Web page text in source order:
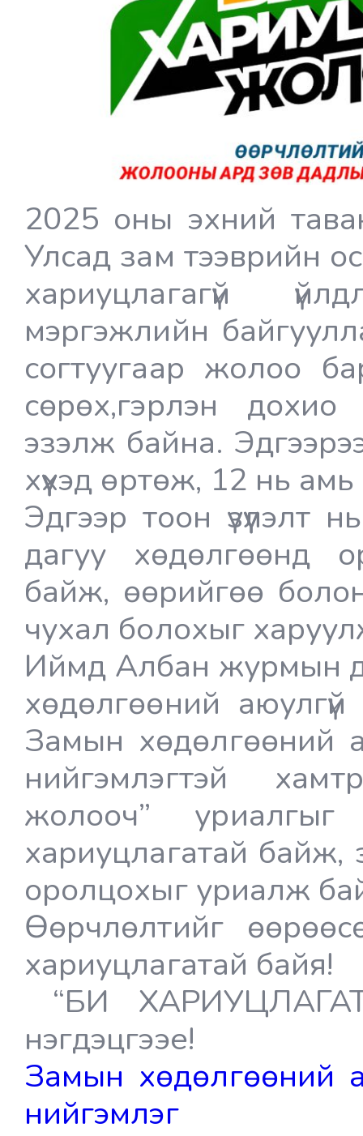
2025 оны эхний
Улсад зам тээврийн
хариуцлагагүй
мэргэжлийн
согтуугаар жолоо
сөрөх,гэрлэн
эзэлж байна.
хүүхэд өртөж, 12 нь
Эдгээр тоон
дагуу хөдөлгөөнд
байж, өөрийгөө
чухал болохыг
Иймд Албан журмын
хөдөлгөөний
Замын хөдөлгөөний
нийгэмлэгтэй
жолооч” уриалгыг
хариуцлагатай
оролцохыг уриалж
Өөрчлөлтийг
хариуцлагатай байя!
“БИ
нэгдэцгээе!
Замын хөдөлгөөний
нийгэмлэг